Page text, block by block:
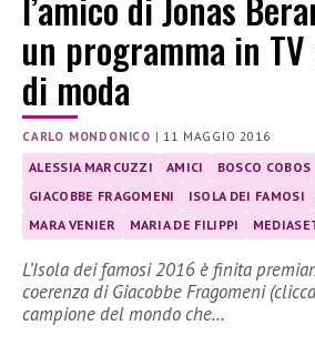
un programma in
di moda
CARLO MONDONICO | 11 MAGGIO 2016
ALESSIA MARCUZZI AMICI
BOSCO COBOS
GIACOBBE FRAGOMENI
ISOLA DEI FAMOSI
MARA VENIER
MARIA DE FILIPPI
L’Isola dei famosi 2016 è finita
coerenza di Giacobbe Fragomeni
campione del mondo che…